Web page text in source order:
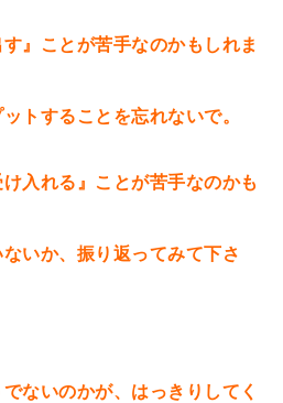
』ことが苦手なのかもしれま
トすることを忘れないで。
入れる』ことが苦手なのかも
いか、振り返ってみて下さ
ないのかが、はっきりしてく